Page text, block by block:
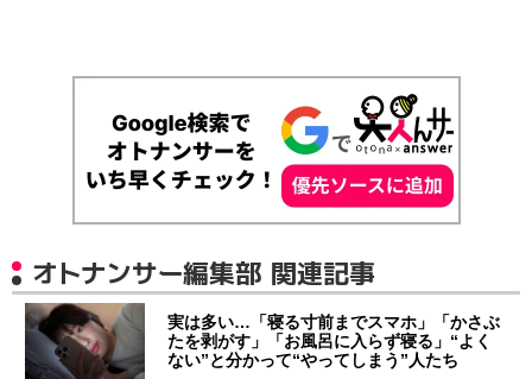
オトナンサー編集部 関連記事
実は多い…「寝る寸前までスマホ」「かさぶ
たを剥がす」「お風呂に入らず寝る」“よく
ない”と分かって“やってしまう”人たち